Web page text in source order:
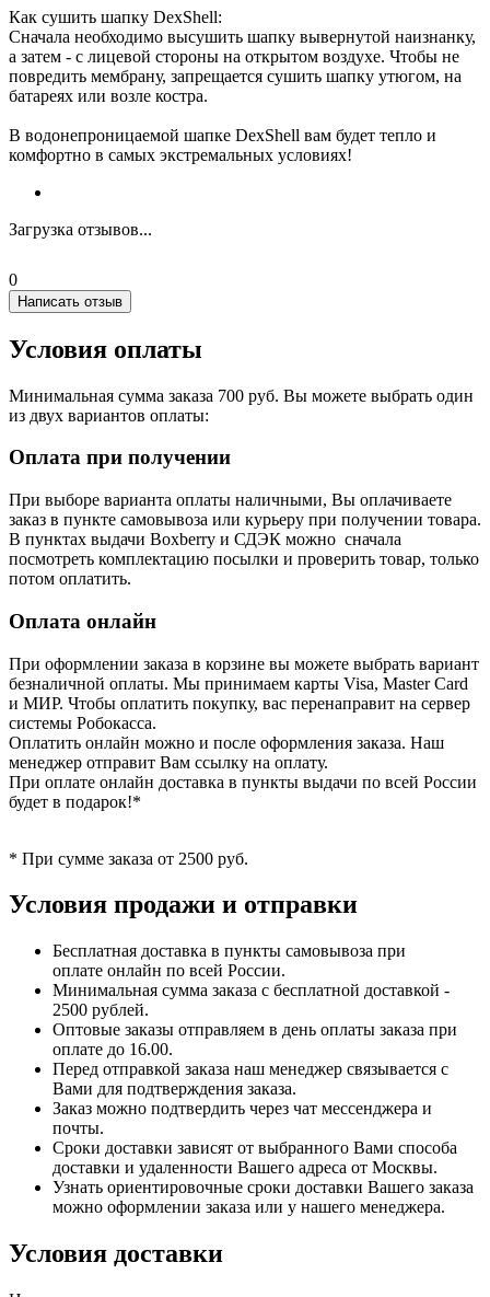
Как сушить шапку DexShell:
Сначала необходимо высушить шапку вывернутой наизнанку,
а затем - с лицевой стороны на открытом воздухе. Чтобы не
повредить мембрану, запрещается сушить шапку утюгом, на
батареях или возле костра.
В водонепроницаемой шапке DexShell вам будет тепло и
комфортно в самых экстремальных условиях!
Загрузка отзывов...
0
Написать отзыв
Условия оплаты
Минимальная сумма заказа 700 руб. Вы можете выбрать один
из двух вариантов оплаты:
Оплата при получении
При выборе варианта оплаты наличными, Вы оплачиваете
заказ в пункте самовывоза или курьеру при получении товара.
В пунктах выдачи Boxberry и СДЭК можно сначала
посмотреть комплектацию посылки и проверить товар, только
потом оплатить.
Оплата онлайн
При оформлении заказа в корзине вы можете выбрать вариант
безналичной оплаты. Мы принимаем карты Visa, Master Card
и МИР. Чтобы оплатить покупку, вас перенаправит на сервер
системы Робокасса.
Оплатить онлайн можно и после оформления заказа. Наш
менеджер отправит Вам ссылку на оплату.
При оплате онлайн доставка в пункты выдачи по всей России
будет в подарок!*
* При сумме заказа от 2500 руб.
Условия продажи и отправки
Бесплатная доставка в пункты самовывоза при
оплате онлайн по всей России.
Минимальная сумма заказа с бесплатной доставкой -
2500 рублей.
Оптовые заказы отправляем в день оплаты заказа при
оплате до 16.00.
Перед отправкой заказа наш менеджер связывается с
Вами для подтверждения заказа.
Заказ можно подтвердить через чат мессенджера и
почты.
Сроки доставки зависят от выбранного Вами способа
доставки и удаленности Вашего адреса от Москвы.
Узнать ориентировочные сроки доставки Вашего заказа
можно оформлении заказа или у нашего менеджера.
Условия доставки